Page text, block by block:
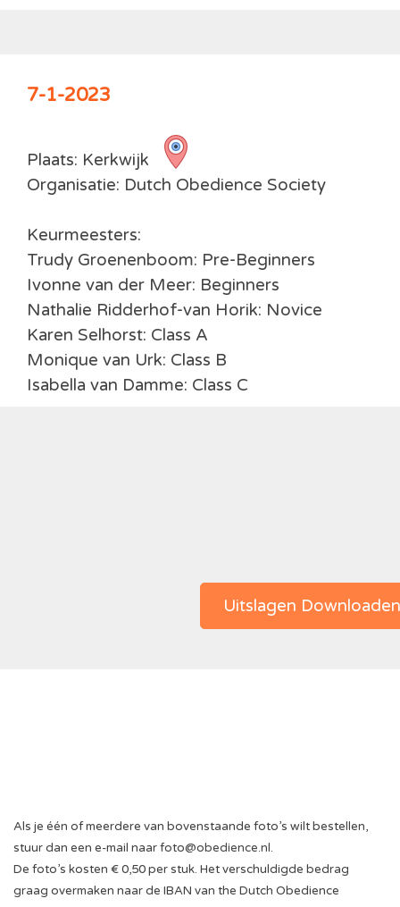
7-1-2023
Plaats: Kerkwijk
Organisatie: Dutch Obedience Society
Keurmeesters:
Trudy Groenenboom: Pre-Beginners
Ivonne van der Meer: Beginners
Nathalie Ridderhof-van Horik: Novice
Karen Selhorst: Class A
Monique van Urk: Class B
Isabella van Damme: Class C
Uitslagen
Als je één of meerdere van bovenstaande foto’s wilt bestellen,
stuur dan een e-mail naarfoto@obedience.nl.
De foto’s kosten € 0,50 per stuk. Het verschuldigde bedrag
graag overmaken naar de IBAN van the Dutch Obedience